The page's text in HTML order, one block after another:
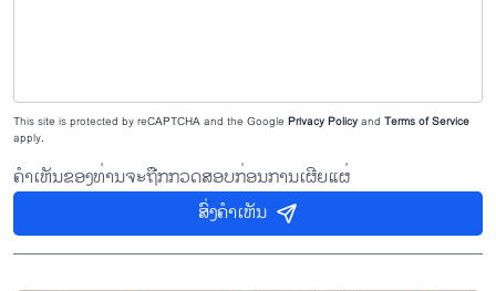
This site is protected by reCAPTCHA and the Google Privacy Policyand Terms of Service
apply.
ຄຳເຫັນຂອງທ່ານຈະຖືກກວດສອບກ່ອນການເຜີຍແຜ່
ສົ່ງຄຳເຫັນ